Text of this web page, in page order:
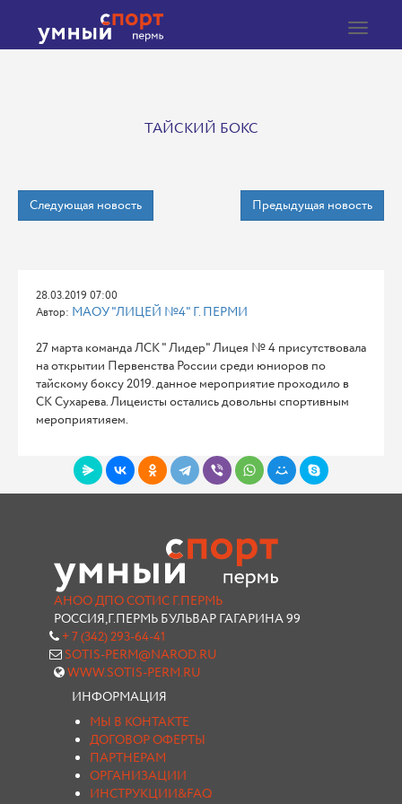
Toggle
ТАЙСКИЙ БОКС
Следующая новость Предыдущая новость
28.03.2019 07:00
Автор: МАОУ "ЛИЦЕЙ №4" Г. ПЕРМИ
27 марта команда ЛСК " Лидер" Лицея № 4 присутствовала
на открытии Первенства России среди юниоров по
тайскому боксу 2019. данное мероприятие проходило в
СК Сухарева. Лицеисты остались довольны спортивным
мероприятияем.
АНОО ДПО СОТИС Г.ПЕРМЬ
РОССИЯ,Г.ПЕРМЬ БУЛЬВАР ГАГАРИНА 99
+ 7 (342) 293-64-41
SOTIS-PERM@NAROD.RU
WWW.SOTIS-PERM.RU
ИНФОРМАЦИЯ
МЫ В КОНТАКТЕ
ДОГОВОР ОФЕРТЫ
ПАРТНЕРАМ
ОРГАНИЗАЦИИ
ИНСТРУКЦИИ&FAQ